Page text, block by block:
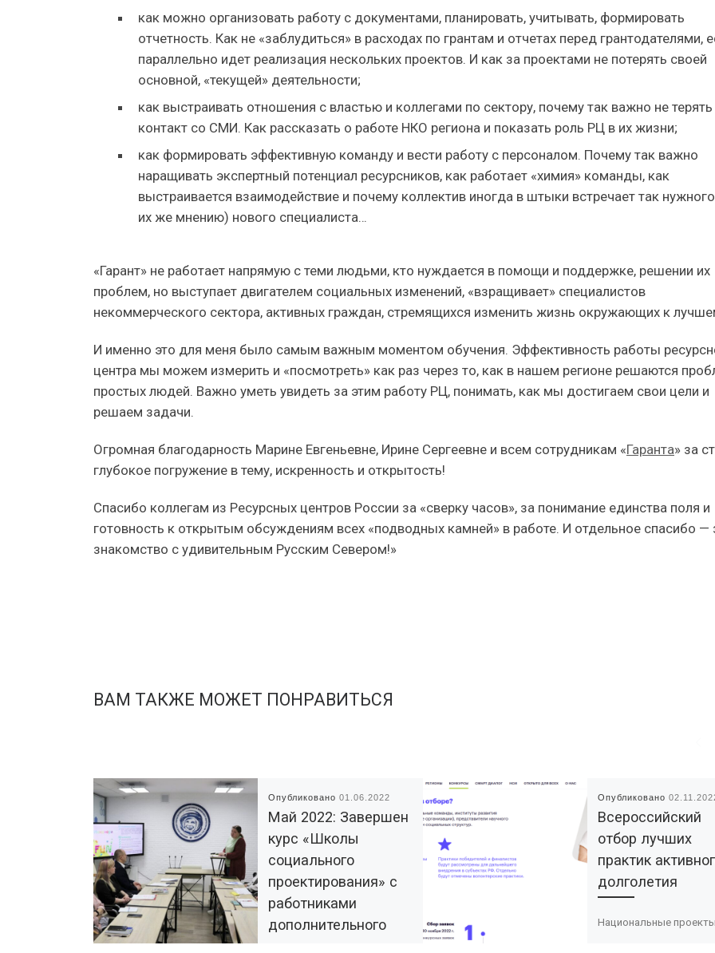
как можно организовать работу с документами, планировать, учитывать, формировать
отчетность. Как не «заблудиться» в расходах по грантам и отчетах перед грантодателями,
параллельно идет реализация нескольких проектов. И как за проектами не потерять своей
основной, «текущей» деятельности;
как выстраивать отношения с властью и коллегами по сектору, почему так важно не терять
контакт со СМИ. Как рассказать о работе НКО региона и показать роль РЦ в их жизни;
как формировать эффективную команду и вести работу с персоналом. Почему так важно
наращивать экспертный потенциал ресурсников, как работает «химия» команды, как
выстраивается взаимодействие и почему коллектив иногда в штыки встречает так
их же мнению) нового специалиста…
«Гарант» не работает напрямую с теми людьми, кто нуждается в помощи и поддержке, решении их
проблем, но выступает двигателем социальных изменений, «взращивает» специалистов
некоммерческого сектора, активных граждан, стремящихся изменить жизнь окружающих к
И именно это для меня было самым важным моментом обучения. Эффективность работы
центра мы можем измерить и «посмотреть» как раз через то, как в нашем регионе решаются
простых людей. Важно уметь увидеть за этим работу РЦ, понимать, как мы достигаем свои цели и
решаем задачи.
Огромная благодарность Марине Евгеньевне, Ирине Сергеевне и всем сотрудникам «Гаранта» за
глубокое погружение в тему, искренность и открытость!
Спасибо коллегам из Ресурсных центров России за «сверку часов», за понимание единства поля и
готовность к открытым обсуждениям всех «подводных камней» в работе. И отдельное спасибо —
знакомство с удивительным Русским Севером!»
ВАМ ТАКЖЕ МОЖЕТ ПОНРАВИТЬСЯ
Опубликовано01.06.2022
Май 2022: Завершен
курс «Школы
социального
проектирования» с
работниками
дополнительного
Опубликовано
Всероссийский
отбор лучших
практик
долголетия
Национальные проекты